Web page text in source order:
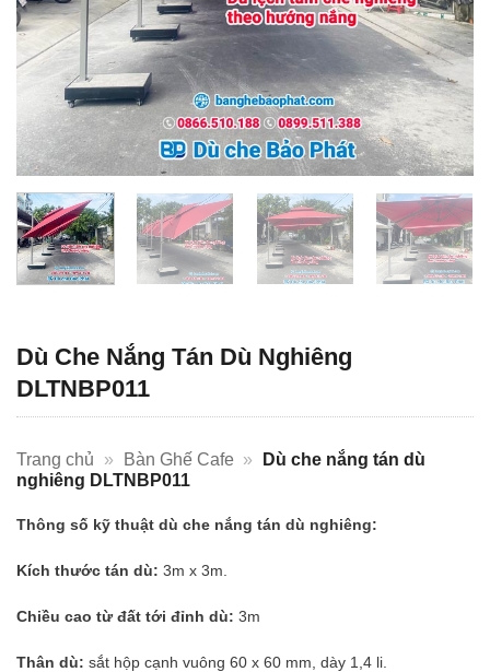
Dù Che Nắng Tán Dù Nghiêng
DLTNBP011
Trang chủ » Bàn Ghế Cafe »
Dù che nắng tán dù
nghiêng DLTNBP011
Thông số kỹ thuật dù che nắng tán dù nghiêng:
Kích thước tán dù: 3m x 3m.
Chiều cao từ đất tới đỉnh dù: 3m
Thân dù: sắt hộp cạnh vuông 60 x 60 mm, dày 1,4 li.